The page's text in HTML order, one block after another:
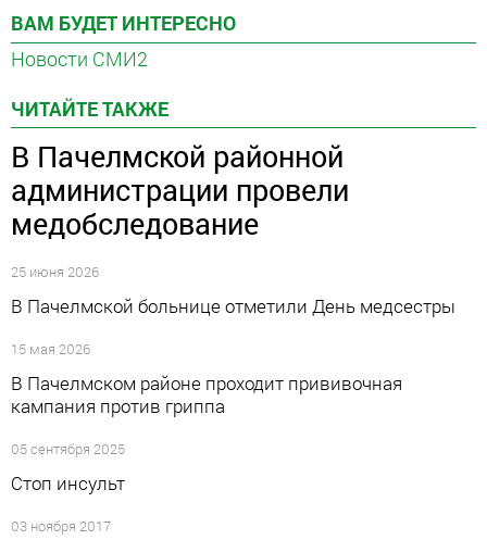
ВАМ БУДЕТ ИНТЕРЕСНО
Новости СМИ2
ЧИТАЙТЕ ТАКЖЕ
В Пачелмской районной
администрации провели
медобследование
25 июня 2026
В Пачелмской больнице отметили День медсестры
15 мая 2026
В Пачелмском районе проходит прививочная
кампания против гриппа
05 сентября 2025
Стоп инсульт
03 ноября 2017